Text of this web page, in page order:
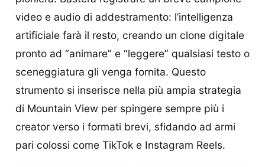
video e audio di addestramento: l’intelligenza
artificiale farà il resto, creando un clone digitale
pronto ad “animare” e “leggere” qualsiasi testo o
sceneggiatura gli venga fornita. Questo
strumento si inserisce nella più ampia strategia
di Mountain View per spingere sempre più i
creator verso i formati brevi, sfidando ad armi
pari colossi come TikTok e Instagram Reels.